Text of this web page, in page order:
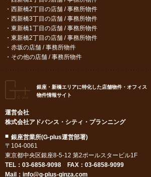
西新橋2丁目の店舗 / 事務所物件
西新橋3丁目の店舗 / 事務所物件
東新橋1丁目の店舗 / 事務所物件
東新橋2丁目の店舗 / 事務所物件
赤坂の店舗 / 事務所物件
その他の店舗 / 事務所物件
銀座・新橋エリアに特化した店舗物件・オフィス
物件情報サイト
運営会社
株式会社アドバンス・シティ・プランニング
銀座営業所(G-plus運営部署)
〒104-0061
東京都中央区銀座8-5-12 第2ポールスタービル1F
TEL： 03-6858-9098 FAX：03-6858-9099
Mail： info@g-plus-ginza.com